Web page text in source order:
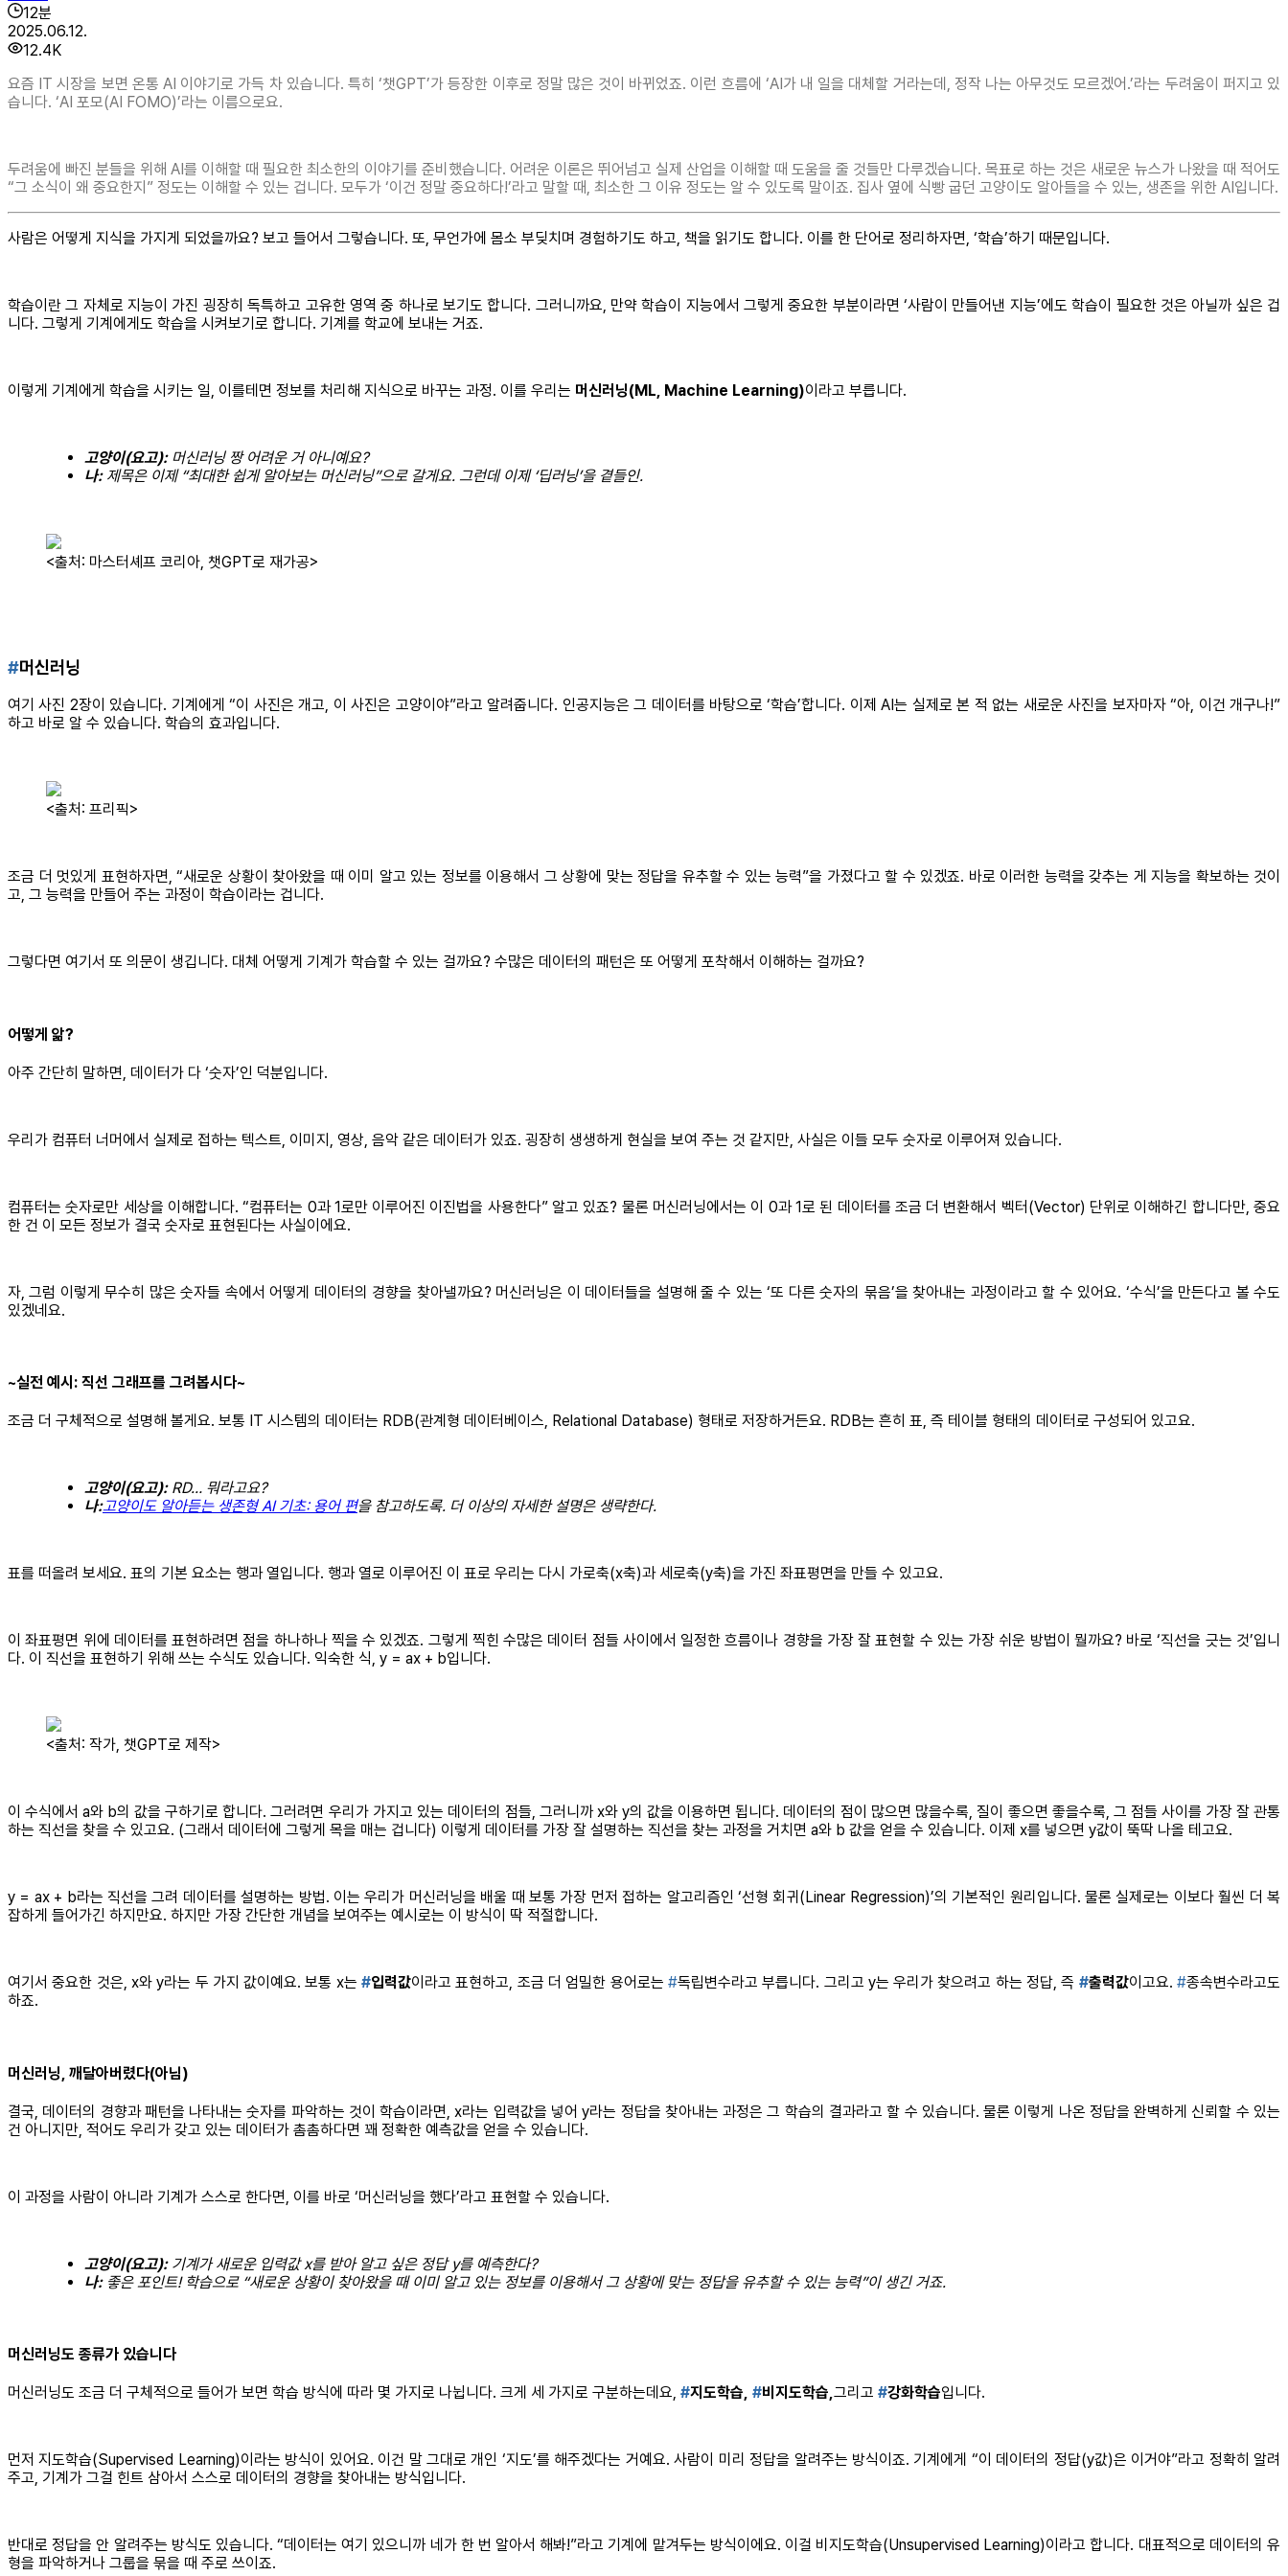
12분
2025.06.12.
12.4K
요즘 IT 시장을 보면 온통 AI 이야기로 가득 차 있습니다. 특히 ‘챗GPT’가 등장한 이후로 정말 많은 것이 바뀌었죠. 이런 흐름에 ‘AI가 내 일을 대체할 거라는데, 정작 나는 아무것도 모르겠어.’라는 두려움이 퍼지고 있
습니다. ‘AI 포모(AI FOMO)’라는 이름으로요.
두려움에 빠진 분들을 위해 AI를 이해할 때 필요한 최소한의 이야기를 준비했습니다. 어려운 이론은 뛰어넘고 실제 산업을 이해할 때 도움을 줄 것들만 다루겠습니다. 목표로 하는 것은 새로운 뉴스가 나왔을 때 적어도
“그 소식이 왜 중요한지” 정도는 이해할 수 있는 겁니다. 모두가 ‘이건 정말 중요하다!’라고 말할 때, 최소한 그 이유 정도는 알 수 있도록 말이죠. 집사 옆에 식빵 굽던 고양이도 알아들을 수 있는, 생존을 위한 AI입니다.
사람은 어떻게 지식을 가지게 되었을까요? 보고 들어서 그렇습니다. 또, 무언가에 몸소 부딪치며 경험하기도 하고, 책을 읽기도 합니다. 이를 한 단어로 정리하자면, ‘학습’하기 때문입니다.
학습이란 그 자체로 지능이 가진 굉장히 독특하고 고유한 영역 중 하나로 보기도 합니다. 그러니까요, 만약 학습이 지능에서 그렇게 중요한 부분이라면 ‘사람이 만들어낸 지능’에도 학습이 필요한 것은 아닐까 싶은 겁
니다. 그렇게 기계에게도 학습을 시켜보기로 합니다. 기계를 학교에 보내는 거죠.
이렇게 기계에게 학습을 시키는 일, 이를테면 정보를 처리해 지식으로 바꾸는 과정. 이를 우리는 머신러닝(ML, Machine Learning)이라고 부릅니다.
고양이(요고):머신러닝 짱 어려운 거 아니예요?
나:제목은 이제 “최대한 쉽게 알아보는 머신러닝”으로 갈게요. 그런데 이제 ‘딥러닝’을 곁들인.
<출처: 마스터셰프 코리아, 챗GPT로 재가공>
#머신러닝
여기 사진 2장이 있습니다. 기계에게 “이 사진은 개고, 이 사진은 고양이야”라고 알려줍니다. 인공지능은 그 데이터를 바탕으로 ‘학습’합니다. 이제 AI는 실제로 본 적 없는 새로운 사진을 보자마자 “아, 이건 개구나!”
하고 바로 알 수 있습니다. 학습의 효과입니다.
<출처: 프리픽>
조금 더 멋있게 표현하자면, “새로운 상황이 찾아왔을 때 이미 알고 있는 정보를 이용해서 그 상황에 맞는 정답을 유추할 수 있는 능력”을 가졌다고 할 수 있겠죠. 바로 이러한 능력을 갖추는 게 지능을 확보하는 것이
고, 그 능력을 만들어 주는 과정이 학습이라는 겁니다.
그렇다면 여기서 또 의문이 생깁니다. 대체 어떻게 기계가 학습할 수 있는 걸까요? 수많은 데이터의 패턴은 또 어떻게 포착해서 이해하는 걸까요?
어떻게 앎?
아주 간단히 말하면, 데이터가 다 ‘숫자’인 덕분입니다.
우리가 컴퓨터 너머에서 실제로 접하는 텍스트, 이미지, 영상, 음악 같은 데이터가 있죠. 굉장히 생생하게 현실을 보여 주는 것 같지만, 사실은 이들 모두 숫자로 이루어져 있습니다.
컴퓨터는 숫자로만 세상을 이해합니다. “컴퓨터는 0과 1로만 이루어진 이진법을 사용한다” 알고 있죠? 물론 머신러닝에서는 이 0과 1로 된 데이터를 조금 더 변환해서 벡터(Vector) 단위로 이해하긴 합니다만, 중요
한 건 이 모든 정보가 결국 숫자로 표현된다는 사실이에요.
자, 그럼 이렇게 무수히 많은 숫자들 속에서 어떻게 데이터의 경향을 찾아낼까요? 머신러닝은 이 데이터들을 설명해 줄 수 있는 ‘또 다른 숫자의 묶음’을 찾아내는 과정이라고 할 수 있어요. ‘수식’을 만든다고 볼 수도
있겠네요.
~실전 예시: 직선 그래프를 그려봅시다~
조금 더 구체적으로 설명해 볼게요. 보통 IT 시스템의 데이터는 RDB(관계형 데이터베이스, Relational Database) 형태로 저장하거든요. RDB는 흔히 표, 즉 테이블 형태의 데이터로 구성되어 있고요.
고양이(요고):RD… 뭐라고요?
나:고양이도 알아듣는 생존형 AI 기초: 용어 편을 참고하도록. 더 이상의 자세한 설명은 생략한다.
표를 떠올려 보세요. 표의 기본 요소는 행과 열입니다. 행과 열로 이루어진 이 표로 우리는 다시 가로축(x축)과 세로축(y축)을 가진 좌표평면을 만들 수 있고요.
이 좌표평면 위에 데이터를 표현하려면 점을 하나하나 찍을 수 있겠죠. 그렇게 찍힌 수많은 데이터 점들 사이에서 일정한 흐름이나 경향을 가장 잘 표현할 수 있는 가장 쉬운 방법이 뭘까요? 바로 ‘직선을 긋는 것’입니
다. 이 직선을 표현하기 위해 쓰는 수식도 있습니다. 익숙한 식, y = ax + b입니다.
<출처: 작가, 챗GPT로 제작>
이 수식에서 a와 b의 값을 구하기로 합니다. 그러려면 우리가 가지고 있는 데이터의 점들, 그러니까 x와 y의 값을 이용하면 됩니다. 데이터의 점이 많으면 많을수록, 질이 좋으면 좋을수록, 그 점들 사이를 가장 잘 관통
하는 직선을 찾을 수 있고요. (그래서 데이터에 그렇게 목을 매는 겁니다) 이렇게 데이터를 가장 잘 설명하는 직선을 찾는 과정을 거치면 a와 b 값을 얻을 수 있습니다. 이제 x를 넣으면 y값이 뚝딱 나올 테고요.
y = ax + b라는 직선을 그려 데이터를 설명하는 방법. 이는 우리가 머신러닝을 배울 때 보통 가장 먼저 접하는 알고리즘인 ‘선형 회귀(Linear Regression)’의 기본적인 원리입니다. 물론 실제로는 이보다 훨씬 더 복
잡하게 들어가긴 하지만요. 하지만 가장 간단한 개념을 보여주는 예시로는 이 방식이 딱 적절합니다.
여기서 중요한 것은, x와 y라는 두 가지 값이예요. 보통 x는#입력값이라고 표현하고, 조금 더 엄밀한 용어로는 #독립변수라고 부릅니다. 그리고 y는 우리가 찾으려고 하는 정답, 즉 #출력값이고요.#종속변수라고도
하죠.
머신러닝, 깨달아버렸다(아님)
결국, 데이터의 경향과 패턴을 나타내는 숫자를 파악하는 것이 학습이라면, x라는 입력값을 넣어 y라는 정답을 찾아내는 과정은 그 학습의 결과라고 할 수 있습니다. 물론 이렇게 나온 정답을 완벽하게 신뢰할 수 있는
건 아니지만, 적어도 우리가 갖고 있는 데이터가 촘촘하다면 꽤 정확한 예측값을 얻을 수 있습니다.
이 과정을 사람이 아니라 기계가 스스로 한다면, 이를 바로 ‘머신러닝을 했다’라고 표현할 수 있습니다.
고양이(요고):기계가 새로운 입력값 x를 받아 알고 싶은 정답 y를 예측한다?
나:좋은 포인트! 학습으로 “새로운 상황이 찾아왔을 때 이미 알고 있는 정보를 이용해서 그 상황에 맞는 정답을 유추할 수 있는 능력”이 생긴 거죠.
머신러닝도 종류가 있습니다
머신러닝도 조금 더 구체적으로 들어가 보면 학습 방식에 따라 몇 가지로 나뉩니다. 크게 세 가지로 구분하는데요, #지도학습, #비지도학습,그리고 #강화학습입니다.
먼저 지도학습(Supervised Learning)이라는 방식이 있어요. 이건 말 그대로 개인 ‘지도’를 해주겠다는 거예요. 사람이 미리 정답을 알려주는 방식이죠. 기계에게 “이 데이터의 정답(y값)은 이거야”라고 정확히 알려
주고, 기계가 그걸 힌트 삼아서 스스로 데이터의 경향을 찾아내는 방식입니다.
반대로 정답을 안 알려주는 방식도 있습니다. “데이터는 여기 있으니까 네가 한 번 알아서 해봐!”라고 기계에 맡겨두는 방식이에요. 이걸 비지도학습(Unsupervised Learning)이라고 합니다. 대표적으로 데이터의 유
형을 파악하거나 그룹을 묶을 때 주로 쓰이죠.